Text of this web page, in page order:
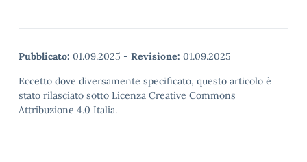
Pubblicato: 01.09.2025 - Revisione: 01.09.2025
Eccetto dove diversamente specificato, questo articolo è
stato rilasciato sotto Licenza Creative Commons
Attribuzione 4.0 Italia.